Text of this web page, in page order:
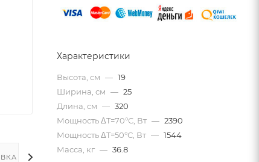
Характеристики
Высота, см — 19
Ширина, см — 25
Длина, см — 320
Мощность ΔT=70°С, Вт — 2390
Мощность ΔT=50°С, Вт — 1544
Масса, кг — 36.8